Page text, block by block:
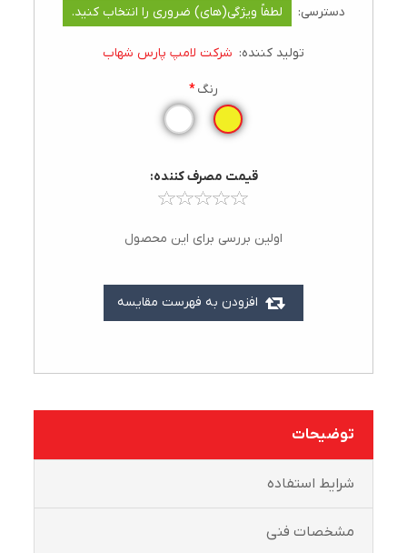
دسترسی: لطفاً ویژگی(های) ضروری را انتخاب کنید.
تولید کننده: شرکت لامپ پارس شهاب
رنگ *
قيمت مصرف کننده:
افزودن به فهرست مقایسه
اولین بررسی برای این محصول
توضیحات
شرايط استفاده
مشخصات فنی